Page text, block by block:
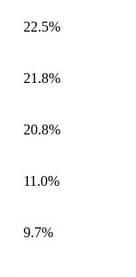
22.5%
21.8%
20.8%
11.0%
9.7%